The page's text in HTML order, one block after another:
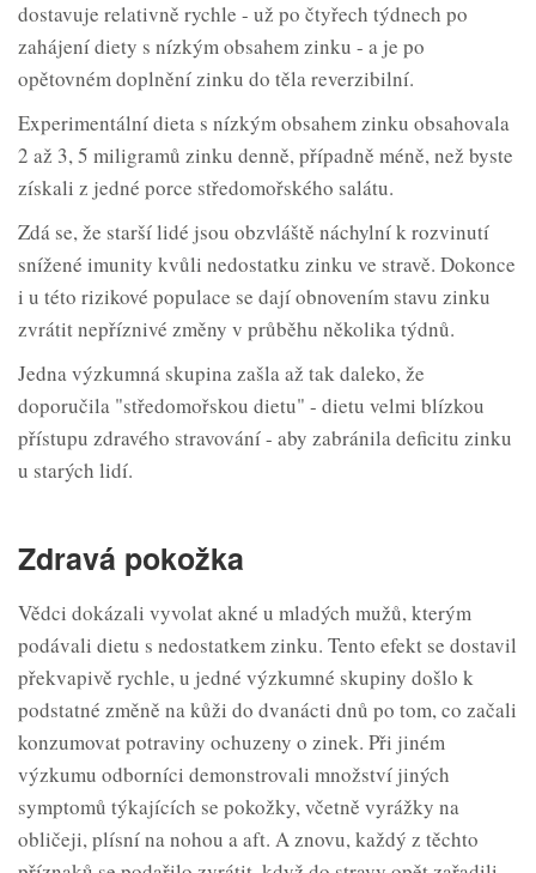
dostavuje relativně rychle - už po čtyřech týdnech po
zahájení diety s nízkým obsahem zinku - a je po
opětovném doplnění zinku do těla reverzibilní.
Experimentální dieta s nízkým obsahem zinku obsahovala
2 až 3, 5 miligramů zinku denně, případně méně, než byste
získali z jedné porce středomořského salátu.
Zdá se, že starší lidé jsou obzvláště náchylní k rozvinutí
snížené imunity kvůli nedostatku zinku ve stravě. Dokonce
i u této rizikové populace se dají obnovením stavu zinku
zvrátit nepříznivé změny v průběhu několika týdnů.
Jedna výzkumná skupina zašla až tak daleko, že
doporučila "středomořskou dietu" - dietu velmi blízkou
přístupu zdravého stravování - aby zabránila deficitu zinku
u starých lidí.
Zdravá pokožka
Vědci dokázali vyvolat akné u mladých mužů, kterým
podávali dietu s nedostatkem zinku. Tento efekt se dostavil
překvapivě rychle, u jedné výzkumné skupiny došlo k
podstatné změně na kůži do dvanácti dnů po tom, co začali
konzumovat potraviny ochuzeny o zinek. Při jiném
výzkumu odborníci demonstrovali množství jiných
symptomů týkajících se pokožky, včetně vyrážky na
obličeji, plísní na nohou a aft. A znovu, každý z těchto